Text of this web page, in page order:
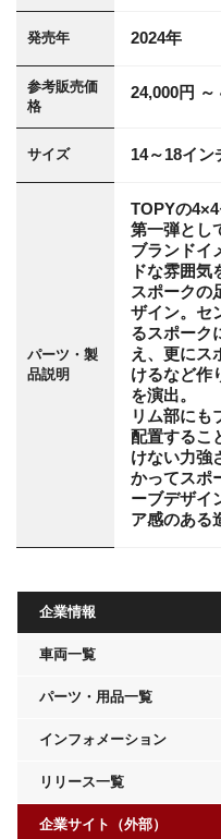
発売年 2024年
参考販売価
格
24,000円 ～
サイズ 14～18イン
パーツ・製
品説明
TOPYの
第一弾とし
ブランドイ
ドな雰囲気
スポークの
ザイン。セ
るスポーク
え、更にス
けるなど作
を演出。
リム部にも
配置するこ
けない力強
かってスポ
ーブデザイ
ア感のある
企業情報
車両一覧
パーツ・用品一覧
インフォメーション
リリース一覧
企業サイト（外部）